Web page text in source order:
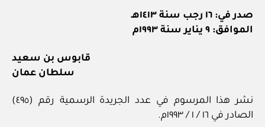
صدر في: ١٦ رجب سنة ١٤١٣هـ
الموافق: ٩ يناير سنة ١٩٩٣م
قابوس بن سعيد
سلطان عمان
نشر هذا المرسوم في عدد الجريدة الرسمية رقم (٤٩٥)
الصادر في ١٦ / ١ / ١٩٩٣م.